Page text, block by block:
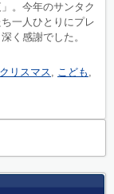
。今年のサンタク
一人ひとりにプレ
く感謝でした。
クリスマス, こども ,